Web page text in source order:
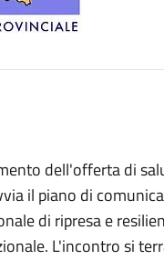
dell'offerta di
il piano di
di ripresa e
L'incontro si